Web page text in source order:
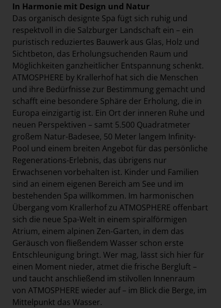
In Harmonie mit Design und Natur
Das organisch designte Spa fügt sich ruhig und
respektvoll in die Salzburger Landschaft ein – ein
puristisch reduziertes Bauwerk aus Glas, Holz und
Sichtbeton, das Erholungsuchenden Raum und
Möglichkeiten ganzheitlicher Entspannung schenkt.
ATMOSPHERE by Krallerhof hat sich die Menschen
und ihre Bedürfnisse zur Bestimmung gemacht und
schafft eine besondere Sphäre der Erholung, die in
Europa einzigartig ist. Ein Ort der inneren Ruhe und
neuen Perspektiven – samt 5.500 Quadratmeter
großem Natur-Badesee, 50 Meter langem Infinity-
Pool und einem breiten Angebot für das persönliche
Regenerations-Erlebnis, das übrigens nur
Erwachsenen vorbehalten ist. Kinder und Familien
sind an einem eigenen Bereich am See und im
bestehenden Spa willkommen. Im harmonischen
Übergang vom Krallerhof zu ATMOSPHERE offenbart
sich die neue Spa-Welt in einem spiralförmigen
Atrium, einem alpinen Zen-Garten, in dem das
Geräusch von fließendem Wasser schon erste
Entschleunigung bringt. Wer mag, lässt sich hier für
einen Moment nieder, atmet die frische Bergluft –
und taucht anschließend im stilvollen Innenraum
von ATMOSPHERE wieder auf – im Blick die Berge, im
Mittelpunkt das Wasser.